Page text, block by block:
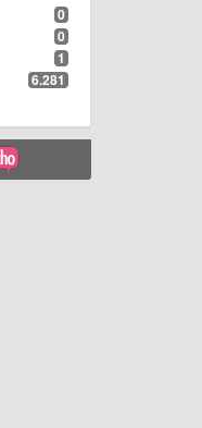
0
0
1
6.281